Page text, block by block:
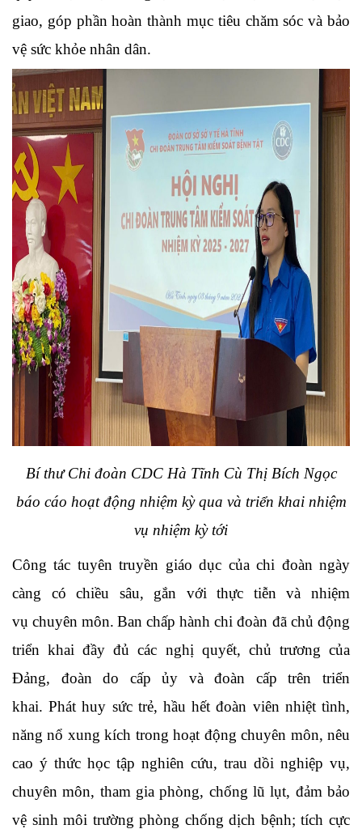
giao, góp phần hoàn thành mục tiêu chăm sóc và bảo
vệ sức khỏe nhân dân.
Bí thư Chi đoàn CDC Hà Tĩnh Cù Thị Bích Ngọc
báo cáo hoạt động nhiệm kỳ qua và triển khai nhiệm
vụ nhiệm kỳ tới
Công tác tuyên truyền giáo dục của chi đoàn ngày
càng có chiều sâu, gắn với thực tiễn và nhiệm
vụchuyên môn. Ban chấp hành chi đoàn đã chủ động
triển khai đầy đủ các nghị quyết, chủ trương của
Đảng, đoàn do cấp ủy và đoàn cấp trên triển
khai.Phát huy sức trẻ, hầu hết đoàn viên nhiệt tình,
năng nổ xung kích trong hoạt động chuyên môn, nêu
cao ý thức học tập nghiên cứu, trau dồi nghiệp vụ,
chuyên môn, tham gia phòng, chống lũ lụt, đảm bảo
vệ sinh môi trường phòng chống dịch bệnh; tích cực